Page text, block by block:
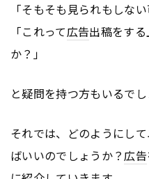
「そもそも見られもしな
「これって広告出稿をす
か？」
と疑問を持つ方もいるでし
それでは、どのようにし
ばいいのでしょうか？広告